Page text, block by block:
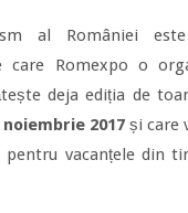
al României
care Romexpo o
deja ediția de
2017 și care
vacanțele din